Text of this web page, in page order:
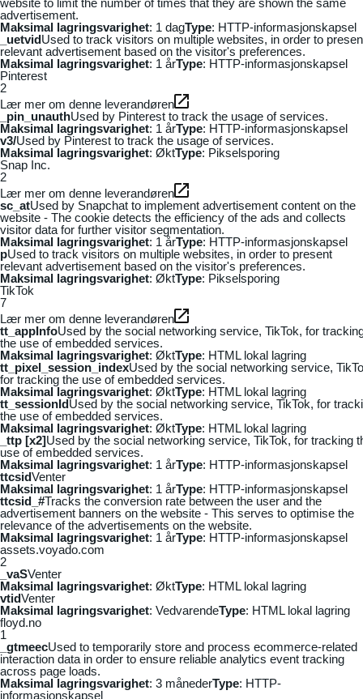
advertisement.
Maksimal lagringsvarighet: 1 dagType: HTTP-informasjonskapsel
_uetvidUsed to track visitors on multiple websites, in order to
relevant advertisement based on the visitor's preferences.
Maksimal lagringsvarighet: 1 årType: HTTP-informasjonskapsel
Pinterest
2
Lær mer om denne leverandøren
_pin_unauthUsed by Pinterest to track the usage of services.
Maksimal lagringsvarighet: 1 årType: HTTP-informasjonskapsel
v3/Used by Pinterest to track the usage of services.
Maksimal lagringsvarighet: ØktType: Pikselsporing
Snap Inc.
2
Lær mer om denne leverandøren
sc_atUsed by Snapchat to implement advertisement content on the
website - The cookie detects the efficiency of the ads and collects
visitor data for further visitor segmentation.
Maksimal lagringsvarighet: 1 årType: HTTP-informasjonskapsel
pUsed to track visitors on multiple websites, in order to present
relevant advertisement based on the visitor's preferences.
Maksimal lagringsvarighet: ØktType: Pikselsporing
TikTok
7
Lær mer om denne leverandøren
tt_appInfoUsed by the social networking service, TikTok, for
the use of embedded services.
Maksimal lagringsvarighet: ØktType: HTML lokal lagring
tt_pixel_session_indexUsed by the social networking service,
for tracking the use of embedded services.
Maksimal lagringsvarighet: ØktType: HTML lokal lagring
tt_sessionIdUsed by the social networking service, TikTok, for
the use of embedded services.
Maksimal lagringsvarighet: ØktType: HTML lokal lagring
_ttp [x2]Used by the social networking service, TikTok, for tracking
use of embedded services.
Maksimal lagringsvarighet: 1 årType: HTTP-informasjonskapsel
ttcsidVenter
Maksimal lagringsvarighet: 1 årType: HTTP-informasjonskapsel
ttcsid_#Tracks the conversion rate between the user and the
advertisement banners on the website - This serves to optimise the
relevance of the advertisements on the website.
Maksimal lagringsvarighet: 1 årType: HTTP-informasjonskapsel
assets.voyado.com
2
_vaSVenter
Maksimal lagringsvarighet: ØktType: HTML lokal lagring
vtidVenter
Maksimal lagringsvarighet: VedvarendeType: HTML lokal lagring
floyd.no
1
_gtmeecUsed to temporarily store and process ecommerce-related
interaction data in order to ensure reliable analytics event tracking
across page loads.
Maksimal lagringsvarighet: 3 månederType: HTTP-
informasjonskapsel